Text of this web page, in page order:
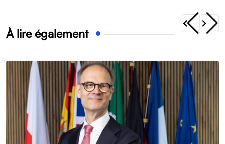
À lire également